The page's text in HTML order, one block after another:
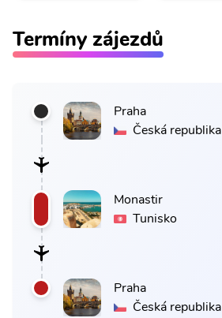
Termíny zájezdů
Praha
Česká republika
Monastir
Tunisko
Praha
Česká republika